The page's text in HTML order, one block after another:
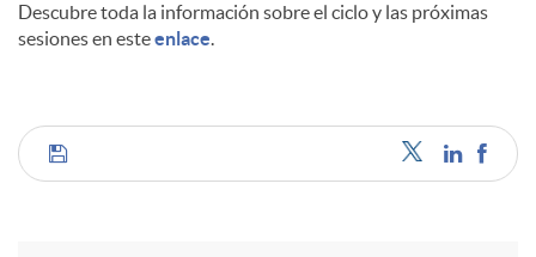
Descubre toda la información sobre el ciclo y las próximas
sesiones en esteenlace.
C